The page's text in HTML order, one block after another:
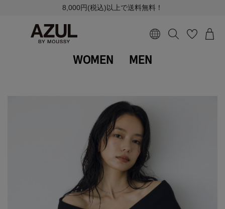
8,000円(税込)以上で送料無料！
WOMEN MEN